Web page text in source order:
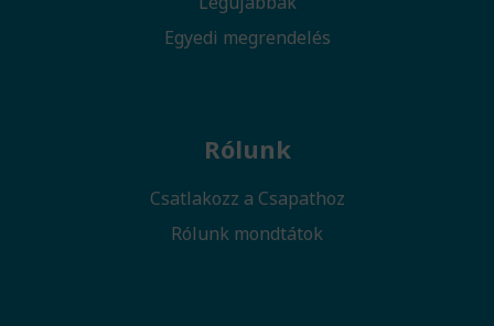
Egyedi megrendelés
Rólunk
Csatlakozz a Csapathoz
Rólunk mondtátok